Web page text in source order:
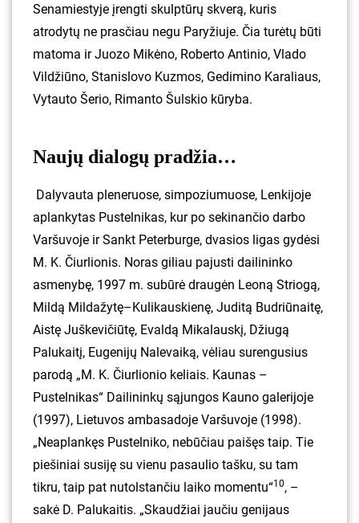
Senamiestyje įrengti skulptūrų skverą, kuris
atrodytų ne prasčiau negu Paryžiuje. Čia turėtų būti
matoma ir Juozo Mikėno, Roberto Antinio, Vlado
Vildžiūno, Stanislovo Kuzmos, Gedimino Karaliaus,
Vytauto Šerio, Rimanto Šulskio kūryba.
Naujų dialogų pradžia…
Dalyvauta pleneruose, simpoziumuose, Lenkijoje
aplankytas Pustelnikas, kur po sekinančio darbo
Varšuvoje ir Sankt Peterburge, dvasios ligas gydėsi
M. K. Čiurlionis. Noras giliau pajusti dailininko
asmenybę, 1997 m. subūrė draugėn Leoną Striogą,
Mildą Mildažytę–Kulikauskienę, Juditą Budriūnaitę,
Aistę Juškevičiūtę, Evaldą Mikalauskį, Džiugą
Palukaitį, Eugenijų Nalevaiką, vėliau surengusius
parodą „M. K. Čiurlionio keliais. Kaunas –
Pustelnikas“ Dailininkų sąjungos Kauno galerijoje
(1997), Lietuvos ambasadoje Varšuvoje (1998).
„Neaplankęs Pustelniko, nebūčiau paišęs taip. Tie
piešiniai susiję su vienu pasaulio tašku, su tam
tikru, taip pat nutolstančiu laiko momentu“10, –
sakė D. Palukaitis. „Skaudžiai jaučiu genijaus